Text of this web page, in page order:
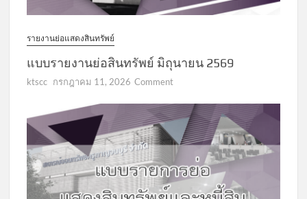
รายงานย่อแสดงสินทรัพย์
แบบรายงานย่อสินทรัพย์ มิถุนายน 2569
ktscc กรกฎาคม 11, 2026 Commenton
รายงาน
สินทรัพย์
มิถุนายน
2569